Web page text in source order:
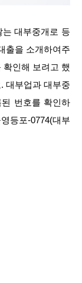
대부중개로 등
출을 소개하여주
인해 보려고 했
대부업과 대부중
번호를 확인하
등포-0774(대부